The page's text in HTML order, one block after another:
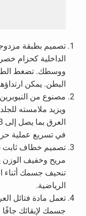
تصميم بطبقة
الداخلية كحزام
ووسطك. تضغط
البطن. يمكن
مصنوع من
ويزيد ملامسته
في تسريع عملية
تصميم خطاف ثابت
مريح وخفيف الوزن
تنحيف جسمك أثناء
الرياضية.
تعمل مادة فتائل
جسمك لإبقائك جافًا